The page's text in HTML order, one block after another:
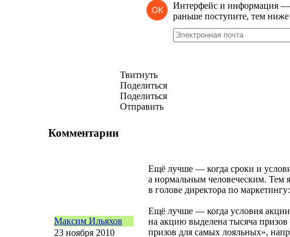
ОК Интерфейс и информация
раньше поступите, тем
Твитнуть
Поделиться
Поделиться
Отправить
Комментарии
Максим Ильяхов
23 ноября 2010
Ещё лучше — когда сроки и
а нормальным человеческим. Тем
в голове директора по
Ещё лучше — когда условия
на акцию выделена тысяча
призов для самых лояльных»,